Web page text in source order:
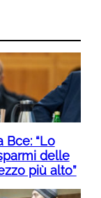
Bce: “Lo
delle
più alto”